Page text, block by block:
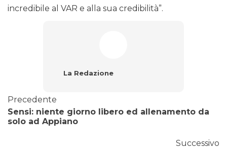
incredibile al VAR e alla sua credibilità”.
La Redazione
Precedente
Sensi: niente giorno libero ed allenamento da
solo ad Appiano
Successivo